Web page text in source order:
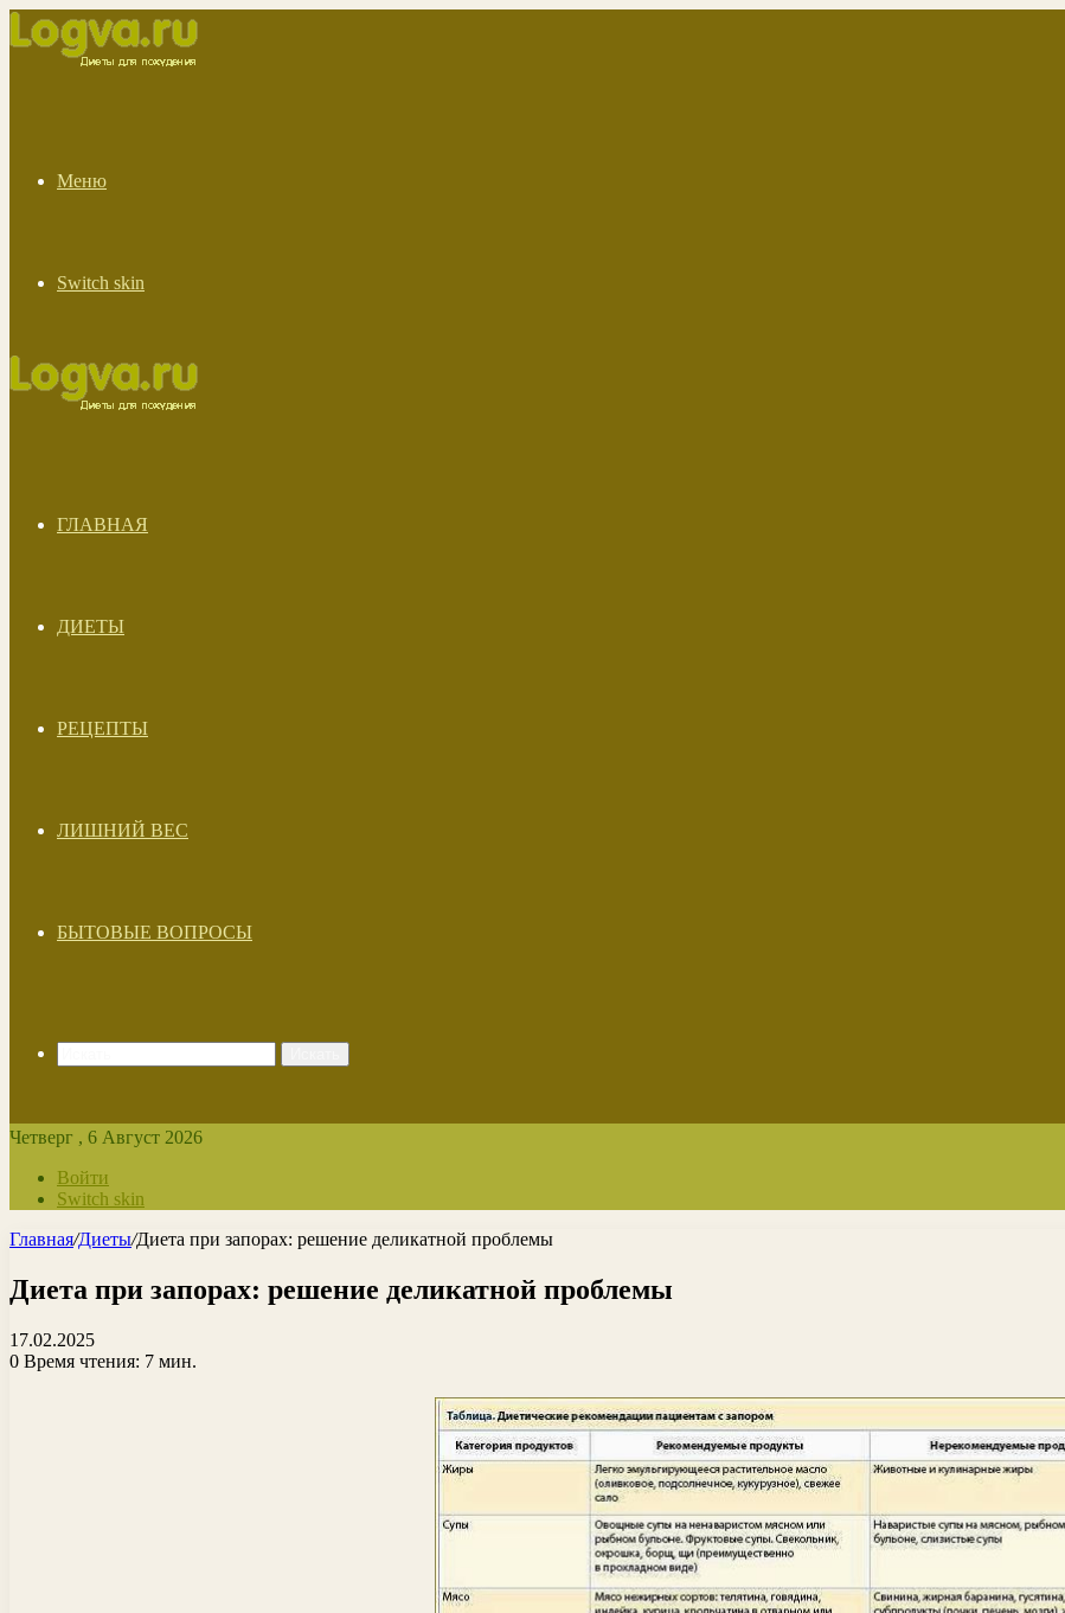
Меню
Switch skin
ГЛАВНАЯ
ДИЕТЫ
РЕЦЕПТЫ
ЛИШНИЙ ВЕС
БЫТОВЫЕ ВОПРОСЫ
Четверг , 6 Август 2026
Войти
Switch skin
Главная/Диеты/Диета при запорах: решение деликатной проблемы
Диета при запорах: решение деликатной проблемы
17.02.2025
0 Время чтения: 7 мин.